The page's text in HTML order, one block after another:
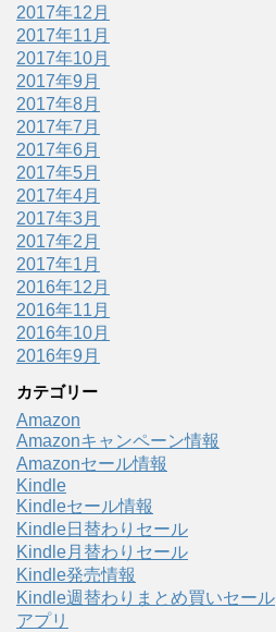
2017年12月
2017年11月
2017年10月
2017年9月
2017年8月
2017年7月
2017年6月
2017年5月
2017年4月
2017年3月
2017年2月
2017年1月
2016年12月
2016年11月
2016年10月
2016年9月
カテゴリー
Amazon
Amazonキャンペーン情報
Amazonセール情報
Kindle
Kindleセール情報
Kindle日替わりセール
Kindle月替わりセール
Kindle発売情報
Kindle週替わりまとめ買いセール
アプリ